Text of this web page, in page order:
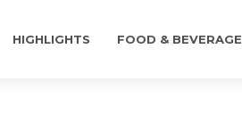
HIGHLIGHTS FOOD & BEVERAGE